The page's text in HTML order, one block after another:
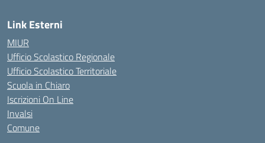
Link Esterni
MIUR
Ufficio Scolastico Regionale
Ufficio Scolastico Territoriale
Scuola in Chiaro
Iscrizioni On Line
Invalsi
Comune